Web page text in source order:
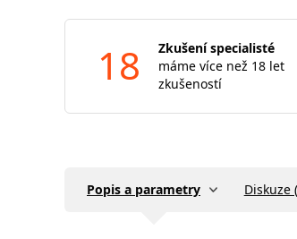
18
Zkušení specialisté
máme více než 18 let
zkušeností
Popis a parametry Diskuze